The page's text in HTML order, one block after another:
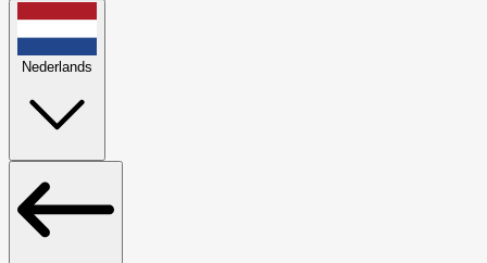
Nederlands